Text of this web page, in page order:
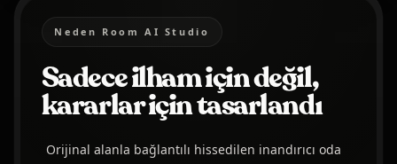
Neden Room AI Studio
Sadece ilham için değil,
kararlar için tasarlandı
Orijinal alanla bağlantılı hissedilen inandırıcı oda